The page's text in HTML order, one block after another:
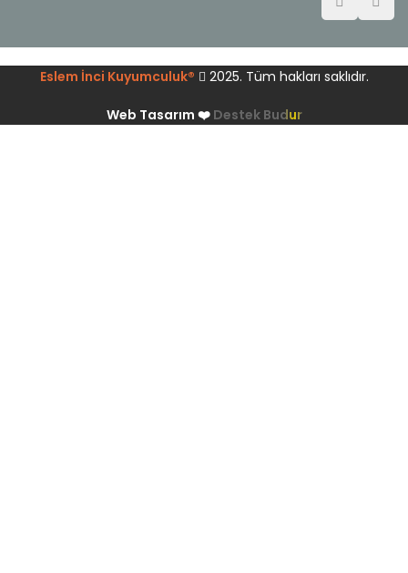
Eslem İnci Kuyumculuk® 2025. Tüm hakları saklıdır.
Web Tasarım ❤️ Destek Budur